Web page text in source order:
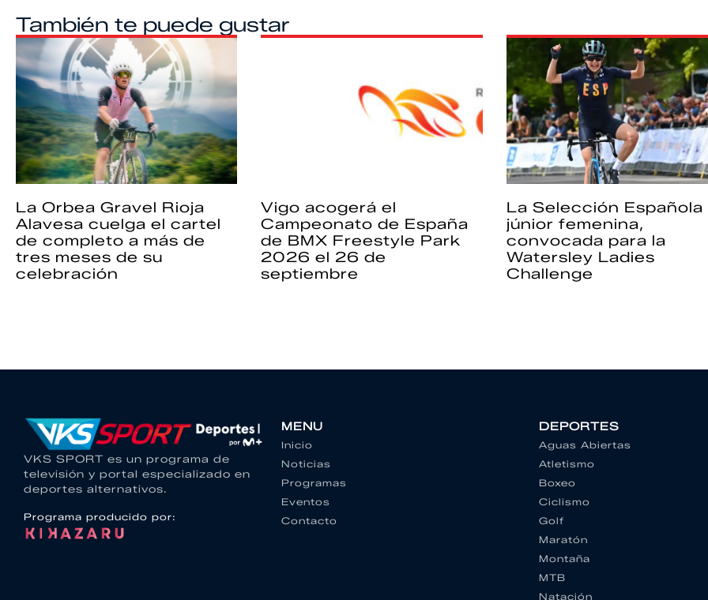
También te puede gustar
La Orbea Gravel Rioja
Alavesa cuelga el cartel
de completo a más de
tres meses de su
celebración
Vigo acogerá el
Campeonato de España
de BMX Freestyle Park
2026 el 26 de
septiembre
La Selección Española
júnior femenina,
convocada para la
Watersley Ladies
Challenge
VKS SPORT es un programa de
televisión y portal especializado en
deportes alternativos.
Programa producido por:
MENU
Inicio
Noticias
Programas
Eventos
Contacto
DEPORTES
Aguas Abiertas
Atletismo
Boxeo
Ciclismo
Golf
Maratón
Montaña
MTB
Natación